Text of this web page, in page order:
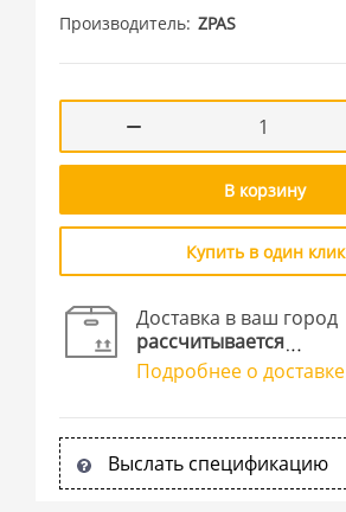
Производитель ZPAS
В корзину
Купить в один клик
Доставка в ваш город
рассчитывается
Подробнее о доставке
Выслать спецификацию